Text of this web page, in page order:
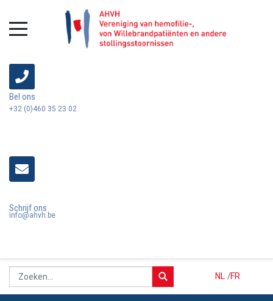
Bel ons
+32 (0)460 35 23 02
Schrijf ons
info@ahvh.be
NL FR
/